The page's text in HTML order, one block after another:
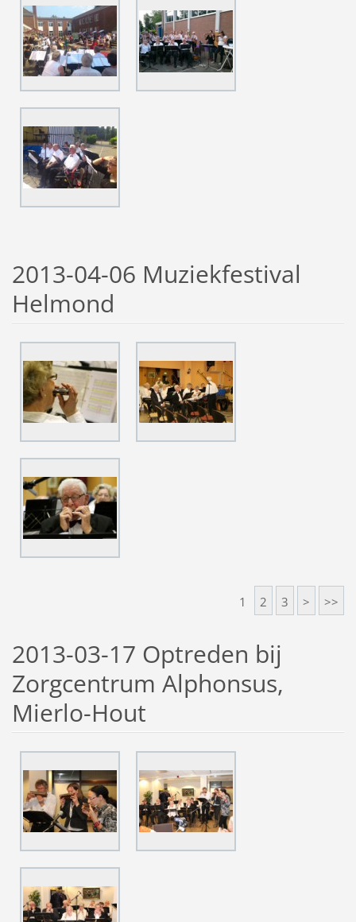
2013-04-06 Muziekfestival
Helmond
1 2 3 > >>
2013-03-17 Optreden bij
Zorgcentrum Alphonsus,
Mierlo-Hout